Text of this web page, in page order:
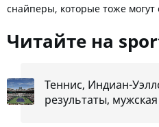
снайперы, которые тоже
Читайте на
Теннис, Индиан-
результаты,